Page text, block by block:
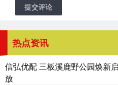
提交评论
热点资讯
信弘优配 三板溪鹿野公园焕新
放